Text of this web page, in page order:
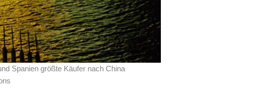
Spanien größte Käufer nach China